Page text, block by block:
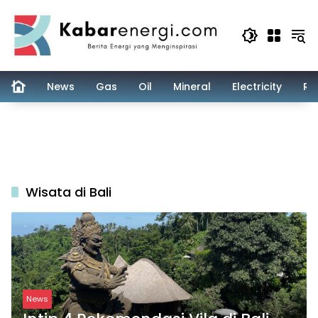
content
News Gas Oil Mineral Electricity
Wisata di Bali
News